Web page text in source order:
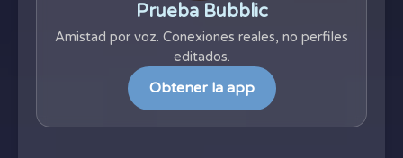
Prueba Bubblic
Amistad por voz. Conexiones reales, no perfiles
editados.
Obtener la app